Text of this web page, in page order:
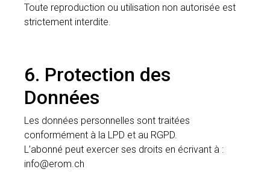
Toute reproduction ou utilisation non autorisée est
strictement interdite.
6. Protection des
Données
Les données personnelles sont traitées
conformément à la LPD et au RGPD.
L’abonné peut exercer ses droits en écrivant à :
info@erom.ch